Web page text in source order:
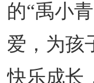
的“禹小
爱，为孩
快乐成长